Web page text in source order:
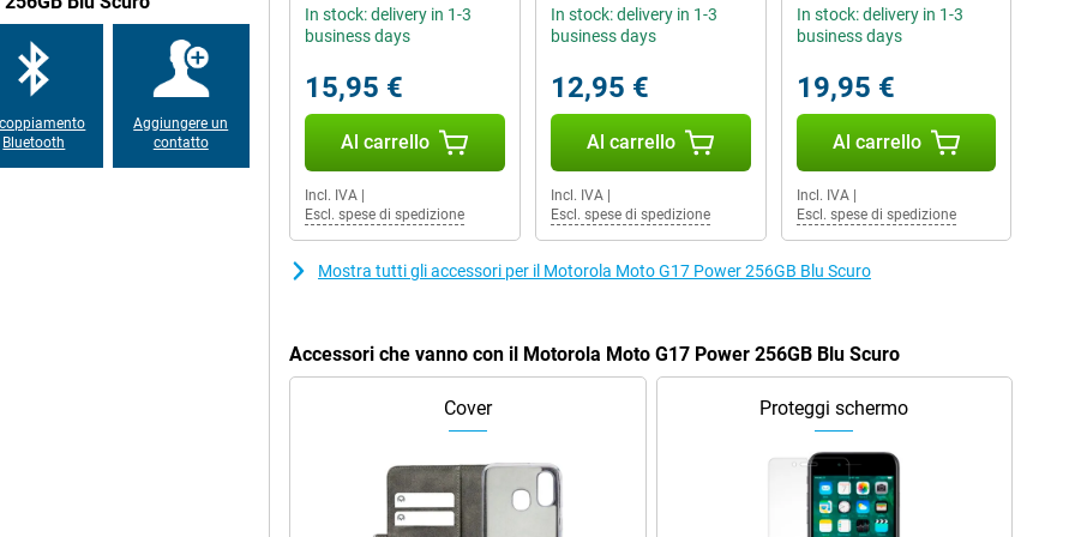
Funzioni intelligenti
Photos vi aiuteranno a
si sente a proprio agio nella
che lo rende più resistente
di impronte digitali e si può
modo si combinano stile,
Bluetooth
Aggiungere un
contatto
In stock: delivery in 1-3
business days
15,95 €
Al carrello
Incl. IVA
Escl. spese di spedizione
In stock: delivery in 1-3
business days
12,95 €
Al carrello
Incl. IVA|
Escl. spese di spedizione
In stock: delivery in 1-3
business days
19,95 €
Al carrello
Incl. IVA|
Escl. spese di spedizione
Mostra tutti gli accessori per il Motorola Moto G17 Power 256GB Blu Scuro
Accessori che vanno con il Motorola Moto G17 Power 256GB Blu Scuro
Cover Proteggi schermo